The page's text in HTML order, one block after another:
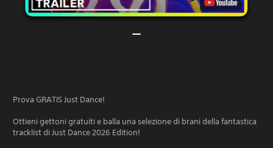
Prova GRATIS Just Dance!
Ottieni gettoni gratuiti e balla una selezione di brani della fantastica
tracklist di Just Dance 2026 Edition!